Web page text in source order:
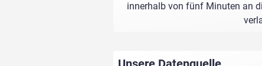
innerhalb von fünf Minuten an